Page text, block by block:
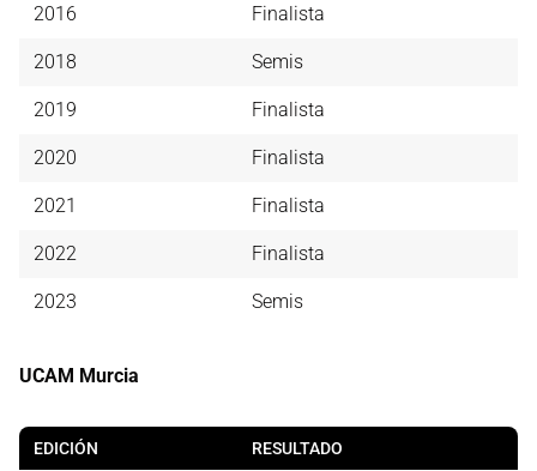
2016 Finalista
2018 Semis
2019 Finalista
2020 Finalista
2021 Finalista
2022 Finalista
2023 Semis
UCAM Murcia
EDICIÓN RESULTADO